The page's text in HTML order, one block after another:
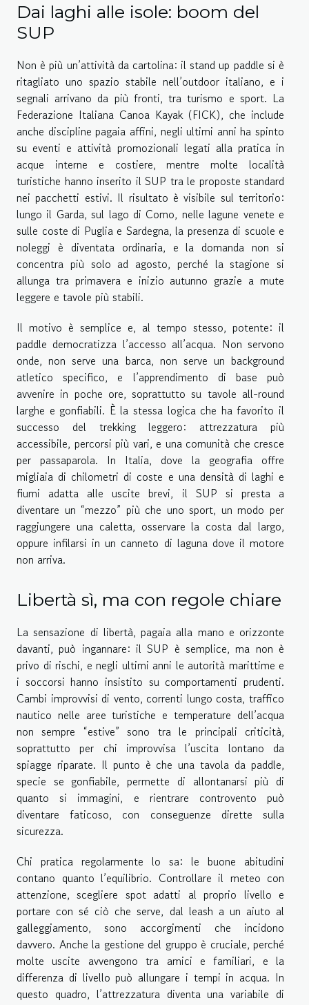
Dai laghi alle isole: boom del
SUP
Non è più un’attività da cartolina: il stand up paddle si è
ritagliato uno spazio stabile nell’outdoor italiano, e i
segnali arrivano da più fronti, tra turismo e sport. La
Federazione Italiana Canoa Kayak (FICK), che include
anche discipline pagaia affini, negli ultimi anni ha spinto
su eventi e attività promozionali legati alla pratica in
acque interne e costiere, mentre molte località
turistiche hanno inserito il SUP tra le proposte standard
nei pacchetti estivi. Il risultato è visibile sul territorio:
lungo il Garda, sul lago di Como, nelle lagune venete e
sulle coste di Puglia e Sardegna, la presenza di scuole e
noleggi è diventata ordinaria, e la domanda non si
concentra più solo ad agosto, perché la stagione si
allunga tra primavera e inizio autunno grazie a mute
leggere e tavole più stabili.
Il motivo è semplice e, al tempo stesso, potente: il
paddle democratizza l’accesso all’acqua. Non servono
onde, non serve una barca, non serve un background
atletico specifico, e l’apprendimento di base può
avvenire in poche ore, soprattutto su tavole all-round
larghe e gonfiabili. È la stessa logica che ha favorito il
successo del trekking leggero: attrezzatura più
accessibile, percorsi più vari, e una comunità che cresce
per passaparola. In Italia, dove la geografia offre
migliaia di chilometri di coste e una densità di laghi e
fiumi adatta alle uscite brevi, il SUP si presta a
diventare un “mezzo” più che uno sport, un modo per
raggiungere una caletta, osservare la costa dal largo,
oppure infilarsi in un canneto di laguna dove il motore
non arriva.
Libertà sì, ma con regole chiare
La sensazione di libertà, pagaia alla mano e orizzonte
davanti, può ingannare: il SUP è semplice, ma non è
privo di rischi, e negli ultimi anni le autorità marittime e
i soccorsi hanno insistito su comportamenti prudenti.
Cambi improvvisi di vento, correnti lungo costa, traffico
nautico nelle aree turistiche e temperature dell’acqua
non sempre “estive” sono tra le principali criticità,
soprattutto per chi improvvisa l’uscita lontano da
spiagge riparate. Il punto è che una tavola da paddle,
specie se gonfiabile, permette di allontanarsi più di
quanto si immagini, e rientrare controvento può
diventare faticoso, con conseguenze dirette sulla
sicurezza.
Chi pratica regolarmente lo sa: le buone abitudini
contano quanto l’equilibrio. Controllare il meteo con
attenzione, scegliere spot adatti al proprio livello e
portare con sé ciò che serve, dal leash a un aiuto al
galleggiamento, sono accorgimenti che incidono
davvero. Anche la gestione del gruppo è cruciale, perché
molte uscite avvengono tra amici e familiari, e la
differenza di livello può allungare i tempi in acqua. In
questo quadro, l’attrezzatura diventa una variabile di